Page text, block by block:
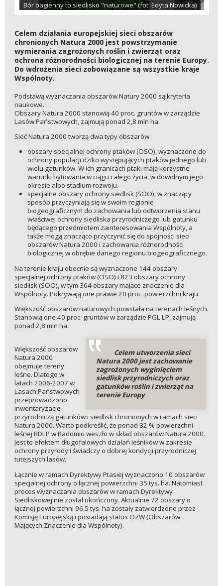
Bór bagienny to siedlisko "naturowe" (fot. Edyta Nowicka)
Celem działania europejskiej sieci obszarów
chronionych Natura 2000 jest powstrzymanie
wymierania zagrożonych roślin i zwierząt oraz
ochrona różnorodności biologicznej na terenie Europy.
Do wdrożenia sieci zobowiązane są wszystkie kraje
Wspólnoty.
Podstawą wyznaczania obszarów Natury 2000 są kryteria
naukowe.
Obszary Natura 2000 stanowią 40 proc. gruntów w zarządzie
Lasów Państwowych, zajmują ponad 2,8 mln ha.
Sieć Natura 2000 tworzą dwa typy obszarów:
obszary specjalnej ochrony ptaków (OSO), wyznaczone do
ochrony populacji dziko występujących ptaków jednego lub
wielu gatunków. W ich granicach ptaki mają korzystne
warunki bytowania w ciągu całego życia, w dowolnym jego
okresie albo stadium rozwoju.
specjalne obszary ochrony siedlisk (SOO), w znaczący
sposób przyczyniają się w swoim regionie
biogeograficznym do zachowania lub odtworzenia stanu
właściwej ochrony siedliska przyrodniczego lub gatunku
będącego przedmiotem zainteresowania Wspólnoty, a
także mogą znacząco przyczynić się do spójności sieci
obszarów Natura 2000 i zachowania różnorodności
biologicznej w obrębie danego regionu biogeograficznego.
Na terenie kraju obecnie są wyznaczone 144 obszary
specjalnej ochrony ptaków (OSO) i 823 obszary ochrony
siedlisk (SOO), w tym 364 obszary mające znaczenie dla
Wspólnoty. Pokrywają one prawie 20 proc. powierzchni kraju.
Większość obszarów naturowych powstała na terenach leśnych.
Stanowią one 40 proc. gruntów w zarządzie PGL LP, zajmują
ponad 2,8 mln ha.
Celem utworzenia sieci
Natura 2000 jest zachowanie
zagrożonych wyginięciem
siedlisk przyrodniczych oraz
gatunków roślin i zwierząt na
terenie Europy
Większość obszarów
Natura 2000
obejmuje tereny
leśne. Dlatego w
latach 2006-2007 w
Lasach Państwowych
przeprowadzono
inwentaryzację
przyrodniczą gatunków i siedlisk chronionych w ramach sieci
Natura 2000. Warto podkreślić, że ponad 32 % powierzchni
leśnej RDLP w Radomiu weszło w skład obszarów Natura 2000.
Jest to efektem długofalowych działań leśników w zakresie
ochrony przyrody i świadczy o dobrej kondycji przyrodniczej
tutejszych lasów.
Łącznie w ramach Dyrektywy Ptasiej wyznaczono 10 obszarów
specjalnej ochrony o łącznej powierzchni 35 tys. ha. Natomiast
proces wyznaczania obszarów w ramach Dyrektywy
Siedliskowej nie został ukończony. Aktualnie 72 obszary o
łącznej powierzchni 96,5 tys. ha zostały zatwierdzone przez
Komisję Europejską i posiadają status OZW (Obszarów
Mających Znaczenie dla Wspólnoty).